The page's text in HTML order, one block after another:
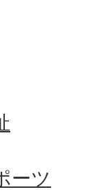
ーツ